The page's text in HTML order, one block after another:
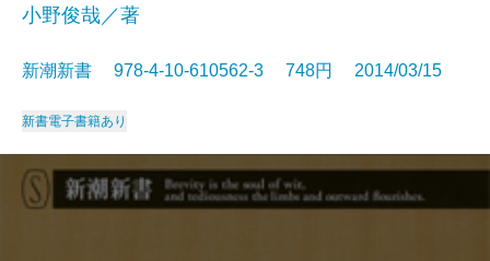
小野俊哉／著
新潮新書 978-4-10-610562-3 748円 2014/03/15
新書電子書籍あり